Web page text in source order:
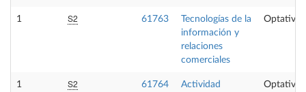
1 S2 61763
Tecnologías de la
información y
relaciones
comerciales
Optativa
1 S2 61764
Actividad
Optativa